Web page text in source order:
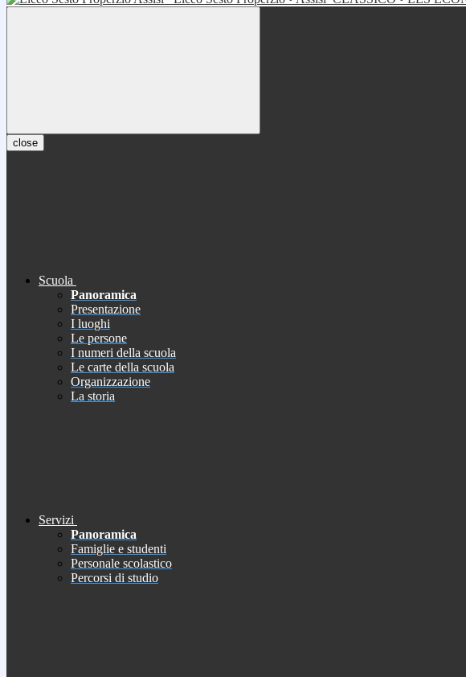
close
Scuola
Panoramica
Presentazione
I luoghi
Le persone
I numeri della scuola
Le carte della scuola
Organizzazione
La storia
Servizi
Panoramica
Famiglie e studenti
Personale scolastico
Percorsi di studio